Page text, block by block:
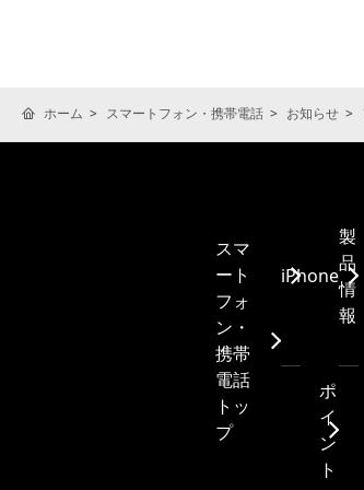
ホーム スマートフォン・携帯電話 お知らせ
スマ
ート
フォ
ン・
携帯
電話
トッ
プ
iPhone
製
品
情
報
ポ
イ
ン
ト